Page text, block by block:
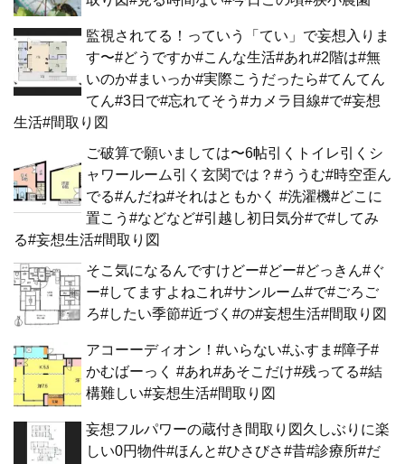
監視されてる！っていう「てい」で妄想入りま
す〜#どうですか#こんな生活#あれ#2階は#無
いのか#まいっか#実際こうだったら#てんてん
てん#3日で#忘れてそう#カメラ目線#で#妄想
生活#間取り図
ご破算で願いましては〜6帖引くトイレ引くシ
ャワールーム引く玄関では？#ううむ#時空歪ん
でる#んだね#それはともかく #洗濯機#どこに
置こう#などなど#引越し初日気分#で#してみ
る#妄想生活#間取り図
そこ気になるんですけどー#どー#どっきん#ぐ
ー#してますよねこれ#サンルーム#で#ごろご
ろ#したい季節#近づく#の#妄想生活#間取り図
アコーーディオン！#いらない#ふすま#障子#
かむばーっく #あれ#あそこだけ#残ってる#結
構難しい#妄想生活#間取り図
妄想フルパワーの蔵付き間取り図久しぶりに楽
しい0円物件#ほんと#ひさびさ#昔#診療所#だ